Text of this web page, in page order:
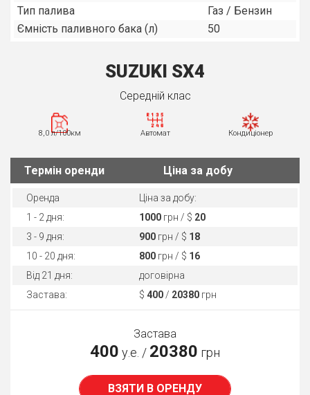
Тип палива
Газ / Бензин
Ємність паливного бака (л)
50
SUZUKI SX4
Середнiй клас
8,0 л/100км Автомат Кондиціонер
Термін оренди Ціна за добу
Оренда
Ціна за добу:
1 - 2 дня:
1000 грн / $ 20
3 - 9 дня:
900 грн / $ 18
10 - 20 дня:
800 грн / $ 16
Від 21 дня:
договірна
Застава:
$ 400 / 20380 грн
Застава
400 у.е. / 20380 грн
ВЗЯТИ В ОРЕНДУ